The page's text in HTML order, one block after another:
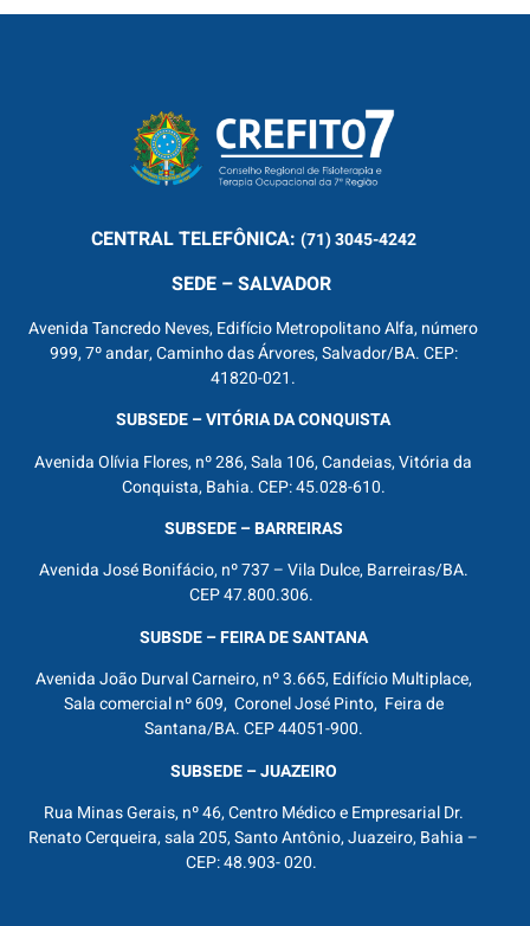
CENTRALTELEFÔNICA: (71) 3045-4242
SEDE – SALVADOR
Avenida Tancredo Neves, Edifício Metropolitano Alfa, número
999, 7º andar, Caminho das Árvores, Salvador/BA. CEP:
41820-021.
SUBSEDE – VITÓRIA DA CONQUISTA
Avenida Olívia Flores, nº 286, Sala 106, Candeias, Vitória da
Conquista, Bahia. CEP: 45.028-610.
SUBSEDE – BARREIRAS
Avenida José Bonifácio, nº 737 – Vila Dulce, Barreiras/BA.
CEP 47.800.306.
SUBSDE – FEIRA DE SANTANA
Avenida João Durval Carneiro, nº 3.665, Edifício Multiplace,
Sala comercial nº 609, Coronel José Pinto, Feira de
Santana/BA. CEP 44051-900.
SUBSEDE – JUAZEIRO
Rua Minas Gerais, nº 46, Centro Médico e Empresarial Dr.
Renato Cerqueira, sala 205, Santo Antônio, Juazeiro, Bahia –
CEP: 48.903- 020.